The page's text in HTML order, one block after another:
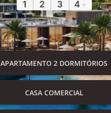
1 2 3 4 +
APARTAMENTO 2 DORMITÓRIOS
CASA COMERCIAL